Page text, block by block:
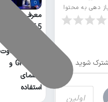
دهی به محتوا
شوید
معرفی کامل
عملکرد، تفاوت
با GPT-4 و
راهنمای
استفاده